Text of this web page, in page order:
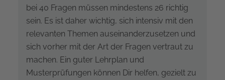
bei 40 Fragen müssen mindestens 26 richtig
sein. Es ist daher wichtig, sich intensiv mit den
relevanten Themen auseinanderzusetzen und
sich vorher mit der Art der Fragen vertraut zu
machen. Ein guter Lehrplan und
Musterprüfungen können Dir helfen, gezielt zu